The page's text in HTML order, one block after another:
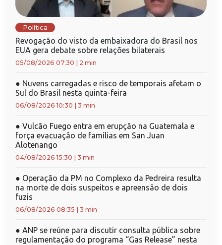
Política
Revogação do visto da embaixadora do Brasil nos
EUA gera debate sobre relações bilaterais
05/08/2026 07:30 2 min
● Nuvens carregadas e risco de temporais afetam o
Sul do Brasil nesta quinta-feira
06/08/2026 10:30 3 min
● Vulcão Fuego entra em erupção na Guatemala e
força evacuação de famílias em San Juan
Alotenango
04/08/2026 15:30 3 min
● Operação da PM no Complexo da Pedreira resulta
na morte de dois suspeitos e apreensão de dois
fuzis
06/08/2026 08:35 3 min
● ANP se reúne para discutir consulta pública sobre
regulamentação do programa “Gas Release” nesta